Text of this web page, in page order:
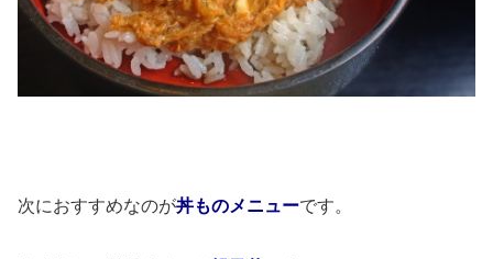
次におすすめなのが丼ものメニューです。